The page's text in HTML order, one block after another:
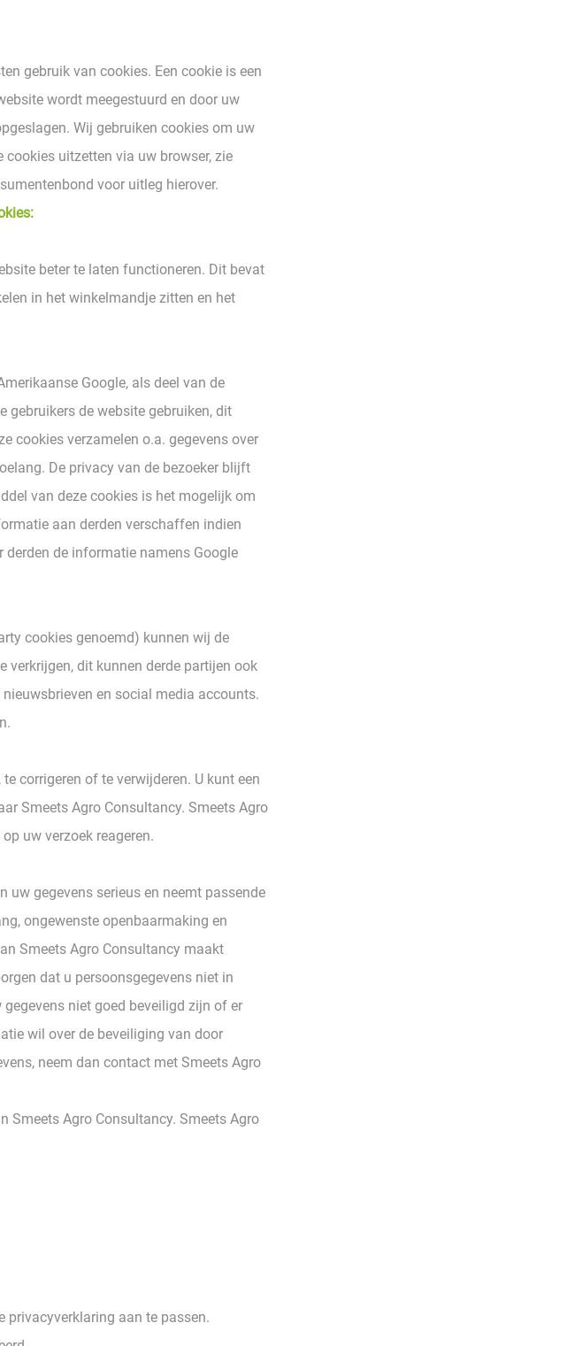
gebruik van cookies. Een cookie is een
wordt meegestuurd en door uw
Wij gebruiken cookies om uw
uitzetten via uw browser, zie
voor uitleg hierover.
beter te laten functioneren. Dit bevat
in het winkelmandje zitten en het
Google, als deel van de
gebruikers de website gebruiken, dit
cookies verzamelen o.a. gegevens over
De privacy van de bezoeker blijft
van deze cookies is het mogelijk om
aan derden verschaffen indien
de informatie namens Google
cookies genoemd) kunnen wij de
verkrijgen, dit kunnen derde partijen ook
en social media accounts.
corrigeren of te verwijderen. U kunt een
Smeets Agro Consultancy. Smeets Agro
uw verzoek reageren.
uw gegevens serieus en neemt passende
ongewenste openbaarmaking en
Smeets Agro Consultancy maakt
dat u persoonsgegevens niet in
niet goed beveiligd zijn of er
wil over de beveiliging van door
neem dan contact met Smeets Agro
Agro Consultancy. Smeets Agro
privacyverklaring aan te passen.